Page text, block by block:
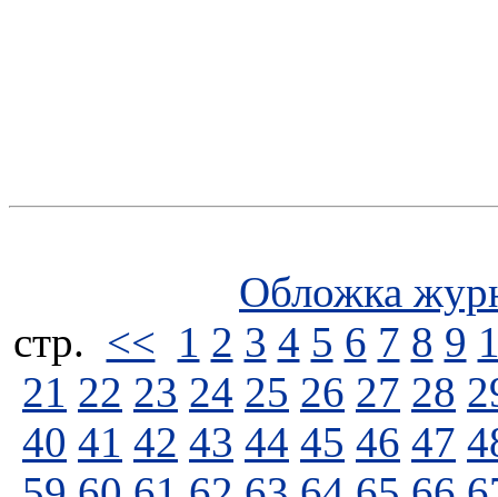
Обложка
стp. << 1 2 3 4 5 6 7 8 9
21 22 23 24 25 26 27 28
40 41 42 43 44 45 46 47